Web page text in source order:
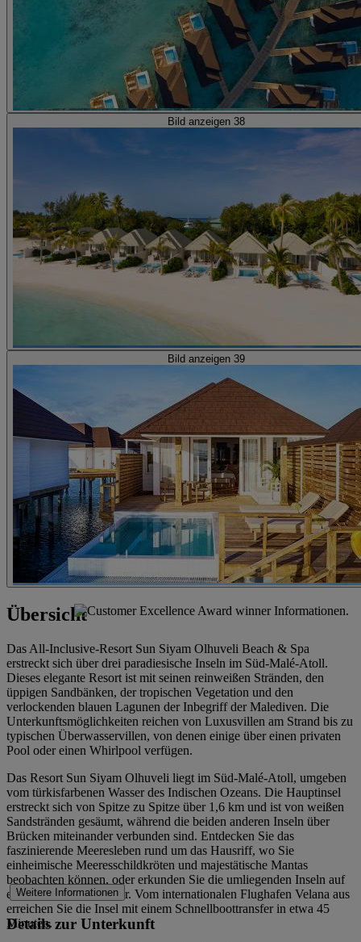
Bild anzeigen 38
Bild anzeigen 39
Übersicht
Das All-Inclusive-Resort Sun Siyam Olhuveli Beach & Spa
erstreckt sich über drei paradiesische Inseln im Süd-Malé-Atoll.
Dieses elegante Resort ist mit seinen reinweißen Stränden, den
üppigen Sandbänken, der tropischen Vegetation und den
verlockenden blauen Lagunen der Inbegriff der Malediven. Die
Unterkunftsmöglichkeiten reichen von Luxusvillen am Strand bis zu
typischen Überwasservillen, von denen einige über einen privaten
Pool oder einen Whirlpool verfügen.
Das Resort Sun Siyam Olhuveli liegt im Süd-Malé-Atoll, umgeben
vom türkisfarbenen Wasser des Indischen Ozeans. Die Hauptinsel
erstreckt sich von Spitze zu Spitze über 1,6 km und ist von weißen
Sandstränden gesäumt, während die beiden anderen Inseln über
Brücken miteinander verbunden sind. Entdecken Sie das
faszinierende Meeresleben rund um das Hausriff, wo Sie
einheimische Meeresschildkröten und majestätische Mantas
beobachten können, oder erkunden Sie die umliegenden Inseln auf
einer privaten Bootstour. Vom internationalen Flughafen Velana aus
erreichen Sie die Insel mit einem Schnellboottransfer in etwa 45
Minuten.
Weitere Informationen
Details zur Unterkunft